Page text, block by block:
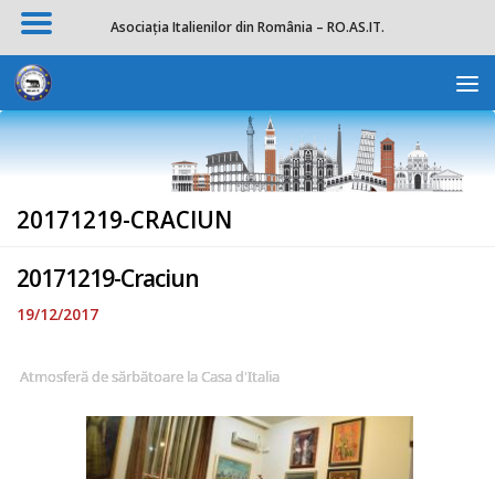
Skip to content
20171219-CRACIUN
20171219-Craciun
19/12/2017
Atmosferă de sărbătoare la Casa d'Italia
Asociația Italienilor din România – RO.AS.IT.